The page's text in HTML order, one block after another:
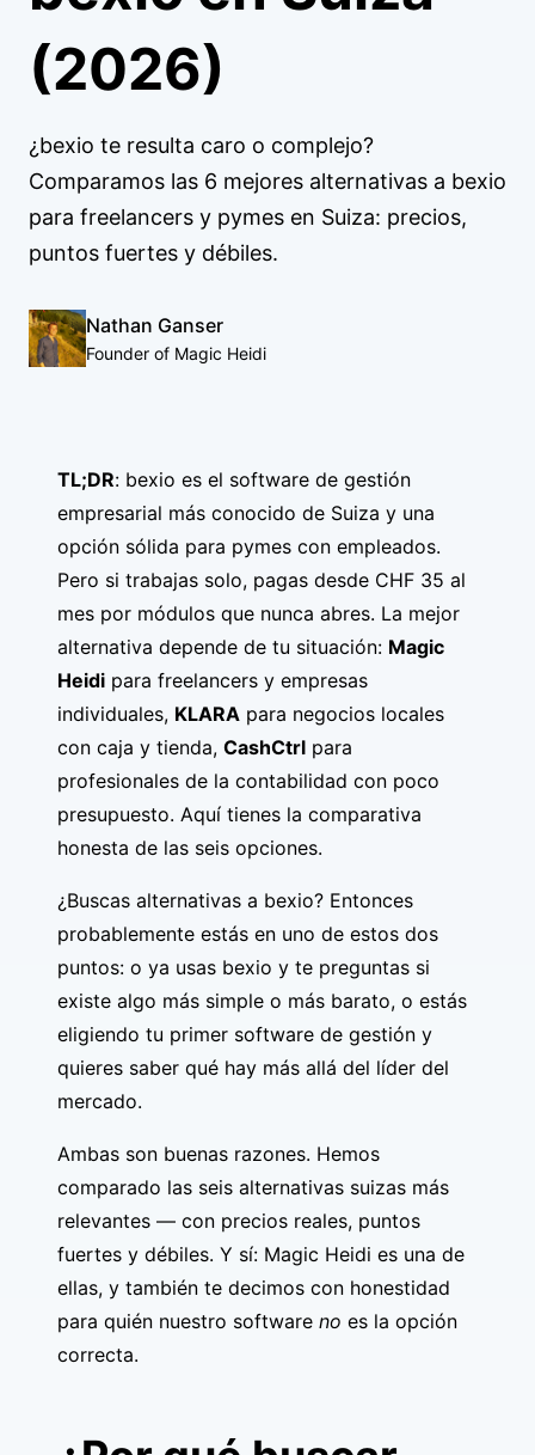
(2026)
¿bexio te resulta caro o complejo?
Comparamos las 6 mejores alternativas a bexio
para freelancers y pymes en Suiza: precios,
puntos fuertes y débiles.
Nathan Ganser
Founder of Magic Heidi
TL;DR: bexio es el software de gestión
empresarial más conocido de Suiza y una
opción sólida para pymes con empleados.
Pero si trabajas solo, pagas desde CHF 35 al
mes por módulos que nunca abres. La mejor
alternativa depende de tu situación: Magic
Heidi para freelancers y empresas
individuales, KLARA para negocios locales
con caja y tienda, CashCtrl para
profesionales de la contabilidad con poco
presupuesto. Aquí tienes la comparativa
honesta de las seis opciones.
¿Buscas alternativas a bexio? Entonces
probablemente estás en uno de estos dos
puntos: o ya usas bexio y te preguntas si
existe algo más simple o más barato, o estás
eligiendo tu primer software de gestión y
quieres saber qué hay más allá del líder del
mercado.
Ambas son buenas razones. Hemos
comparado las seis alternativas suizas más
relevantes — con precios reales, puntos
fuertes y débiles. Y sí: Magic Heidi es una de
ellas, y también te decimos con honestidad
para quién nuestro software no es la opción
correcta.